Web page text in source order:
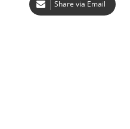
Share via Email